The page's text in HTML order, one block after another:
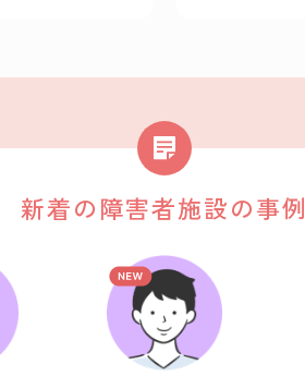
新着の障害者施設の事例